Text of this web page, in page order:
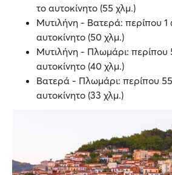
το αυτοκίνητο (55 χλμ.)
Μυτιλήνη - Βατερά: περίπου
αυτοκίνητο (50 χλμ.)
Μυτιλήνη - Πλωμάρι: περίπου
αυτοκίνητο (40 χλμ.)
Βατερά - Πλωμάρι: περίπου
αυτοκίνητο (33 χλμ.)